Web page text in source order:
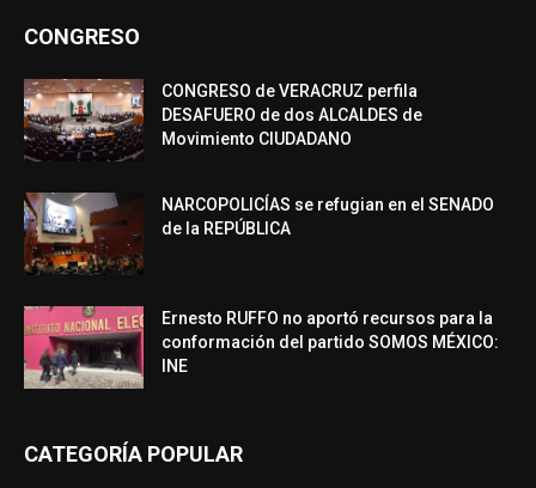
CONGRESO
CONGRESO de VERACRUZ perfila
DESAFUERO de dos ALCALDES de
Movimiento CIUDADANO
NARCOPOLICÍAS se refugian en el SENADO
de la REPÚBLICA
Ernesto RUFFO no aportó recursos para la
conformación del partido SOMOS MÉXICO:
INE
CATEGORÍA POPULAR